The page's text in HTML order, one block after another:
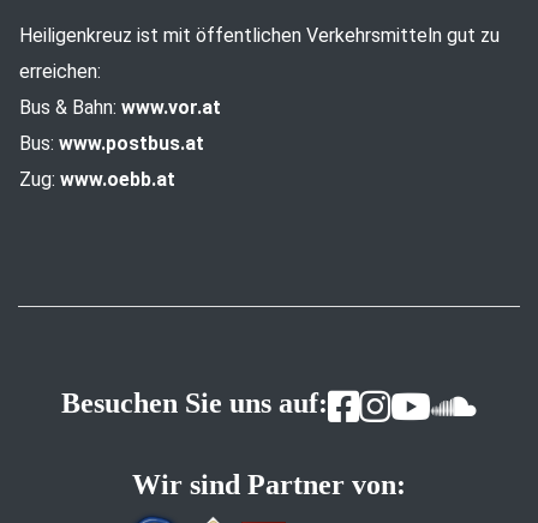
Heiligenkreuz ist mit öffentlichen Verkehrsmitteln gut zu
erreichen:
Bus & Bahn: www.vor.at
Bus: www.postbus.at
Zug: www.oebb.at
Besuchen Sie uns auf:
Wir sind Partner von: